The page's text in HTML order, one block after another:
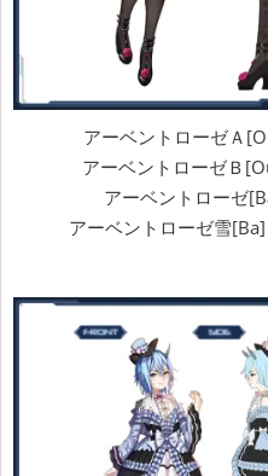
アーベントローゼＡ
アーベントローゼＢ
アーベントローゼ
アーベントローゼ雪